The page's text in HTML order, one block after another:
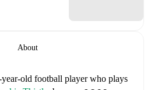
About
year-old football player who plays